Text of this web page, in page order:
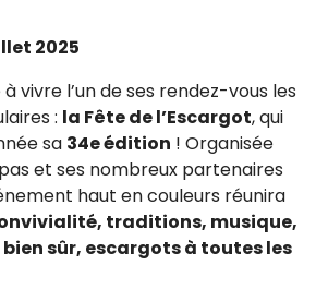
2025
vivre l’un de ses rendez-vous les
: la Fête de l’Escargot, qui
sa 34e édition ! Organisée
et ses nombreux partenaires
haut en couleurs réunira
traditions, musique,
sûr, escargots à toutes les